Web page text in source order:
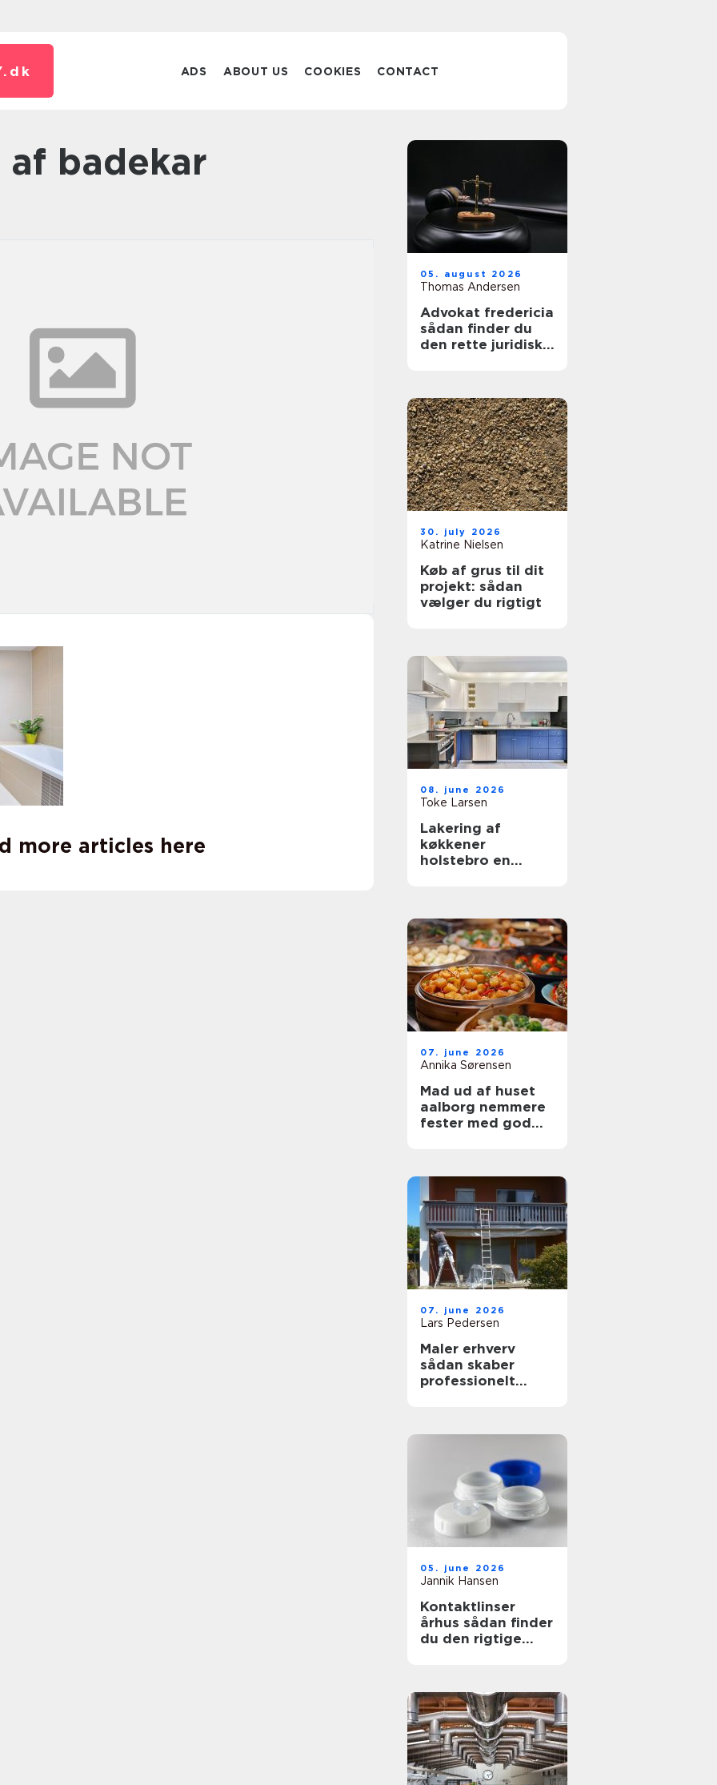
dk ADS ABOUT US COOKIES CONTACT
af badekar
more articles here
05. august 2026
Thomas Andersen
Advokat fredericia
sådan finder du
den rette juridiske
30. july 2026
Katrine Nielsen
Køb af grus til dit
projekt: sådan
vælger du rigtigt
08. june 2026
Toke Larsen
Lakering af
køkkener
holstebro en
07. june 2026
Annika Sørensen
Mad ud af huset
aalborg nemmere
fester med god
07. june 2026
Lars Pedersen
Maler erhverv
sådan skaber
professionelt
05. june 2026
Jannik Hansen
Kontaktlinser
århus sådan finder
du den rigtige